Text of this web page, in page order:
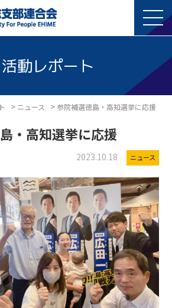
動レポート
> ニュース > 参院補選徳島・高知選挙に応援
・高知選挙に応援
2023.10.18 ニュース